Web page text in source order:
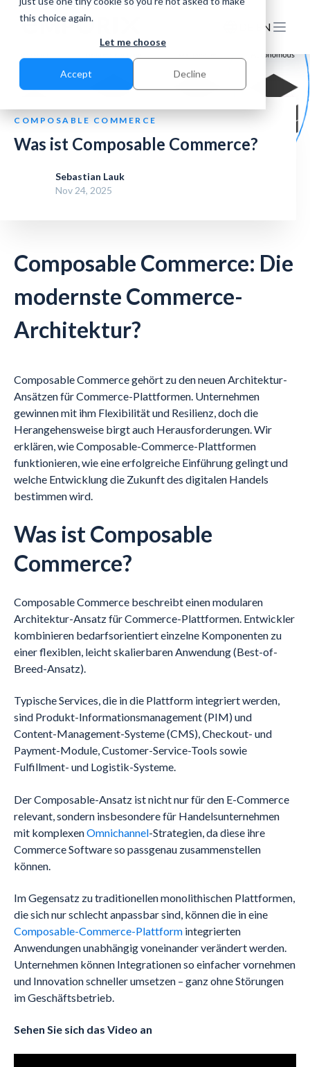
this choice again.
Let me choose
Accept Decline
EN
COMPOSABLE COMMERCE
Was ist Composable Commerce?
Sebastian Lauk
Nov 24, 2025
Composable Commerce: Die
modernste Commerce-
Architektur?
Composable Commerce gehört zu den neuen Architektur-
Ansätzen für Commerce-Plattformen. Unternehmen
gewinnen mit ihm Flexibilität und Resilienz, doch die
Herangehensweise birgt auch Herausforderungen. Wir
erklären, wie Composable-Commerce-Plattformen
funktionieren, wie eine erfolgreiche Einführung gelingt und
welche Entwicklung die Zukunft des digitalen Handels
bestimmen wird.
Was ist Composable
Commerce?
Composable Commerce beschreibt einen modularen
Architektur-Ansatz für Commerce-Plattformen. Entwickler
kombinieren bedarfsorientiert einzelne Komponenten zu
einer flexiblen, leicht skalierbaren Anwendung (Best-of-
Breed-Ansatz).
Typische Services, die in die Plattform integriert werden,
sind Produkt-Informationsmanagement (PIM) und
Content-Management-Systeme (CMS), Checkout- und
Payment-Module, Customer-Service-Tools sowie
Fulfillment- und Logistik-Systeme.
Der Composable-Ansatz ist nicht nur für den E-Commerce
relevant, sondern insbesondere für Handelsunternehmen
mit komplexenOmnichannel-Strategien, da diese ihre
Commerce Software so passgenau zusammenstellen
können.
Im Gegensatz zu traditionellen monolithischen Plattformen,
die sich nur schlecht anpassbar sind, können die in eine
Composable-Commerce-Plattform integrierten
Anwendungen unabhängig voneinander verändert werden.
Unternehmen können Integrationen so einfacher vornehmen
und Innovation schneller umsetzen – ganz ohne Störungen
im Geschäftsbetrieb.
Sehen Sie sich das Video an